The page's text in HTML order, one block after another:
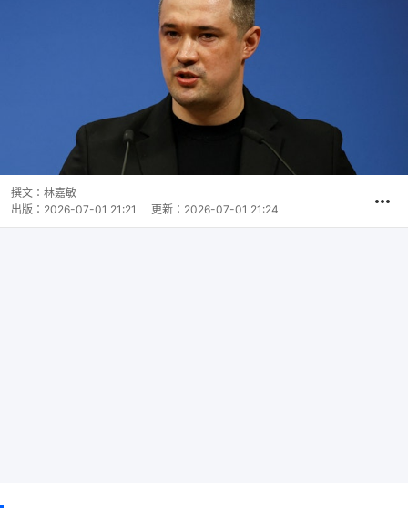
撰文： 林嘉敏
出版： 2026-07-01 21:21 更新： 2026-07-01 21:24